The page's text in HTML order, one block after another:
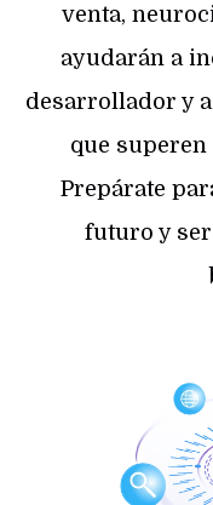
venta,
ayudarán a
desarrollador y
que superen
Prepárate
futuro y